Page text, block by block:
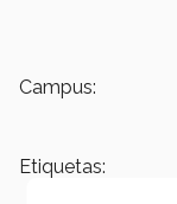
Campus:
Etiquetas: